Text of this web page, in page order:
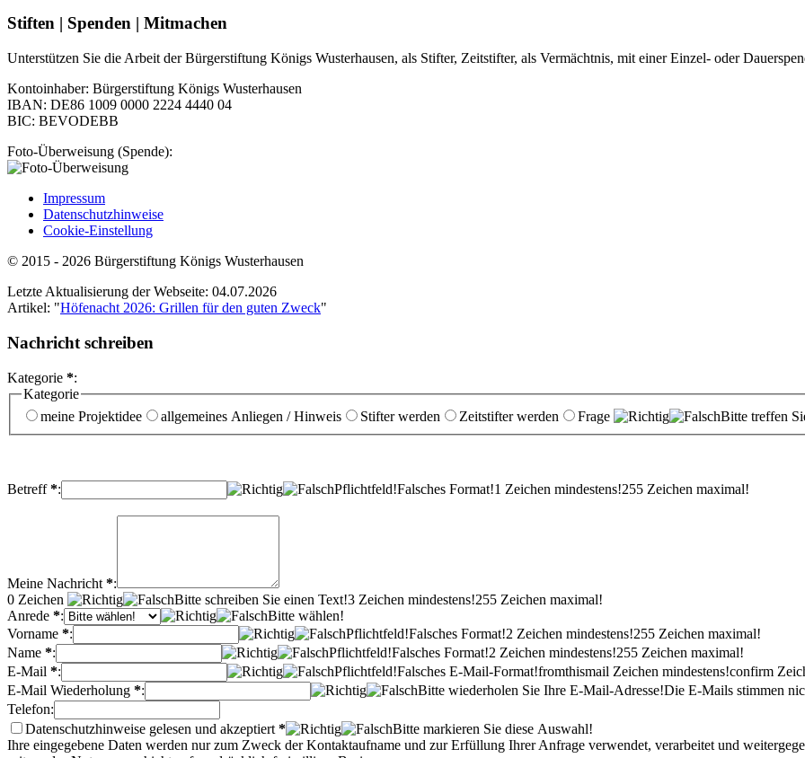
Stiften | Spenden | Mitmachen
Unterstützen Sie die Arbeit der Bürgerstiftung Königs Wusterhausen, als Stifter, Zeitstifter, als Vermächtnis, mit einer Einzel- oder
Kontoinhaber: Bürgerstiftung Königs Wusterhausen
IBAN: DE86 1009 0000 2224 4440 04
BIC: BEVODEBB
Foto-Überweisung (Spende):
Impressum
Datenschutzhinweise
Cookie-Einstellung
© 2015 - 2026 Bürgerstiftung Königs Wusterhausen
Letzte Aktualisierung der Webseite: 04.07.2026
Artikel: "Höfenacht 2026: Grillen für den guten Zweck"
Nachricht schreiben
Kategorie *:
Kategorie
meine Projektidee
allgemeines Anliegen / Hinweis Stifter werden Zeitstifter werden Frage Bitte treffen
Betreff*: Pflichtfeld!Falsches Format!1 Zeichen mindestens!255 Zeichen maximal!
Meine Nachricht *:
0 Zeichen Bitte schreiben Sie einen Text!3 Zeichen mindestens!255 Zeichen maximal!
Anrede *:
Bitte wählen!
Vorname *: Pflichtfeld!Falsches Format!2 Zeichen mindestens!255 Zeichen maximal!
Name *: Pflichtfeld!Falsches Format!2 Zeichen mindestens!255 Zeichen maximal!
E-Mail *: Pflichtfeld!Falsches E-Mail-Format!fromthismail Zeichen mindestens!confirm
E-Mail Wiederholung *: Bitte wiederholen Sie Ihre E-Mail-Adresse!Die E-Mails stimmen
Telefon:
Datenschutzhinweise gelesen und akzeptiert *
Bitte markieren Sie diese Auswahl!
Ihre eingegebene Daten werden nur zum Zweck der Kontaktaufname und zur Erfüllung Ihrer Anfrage verwendet, verarbeitet und